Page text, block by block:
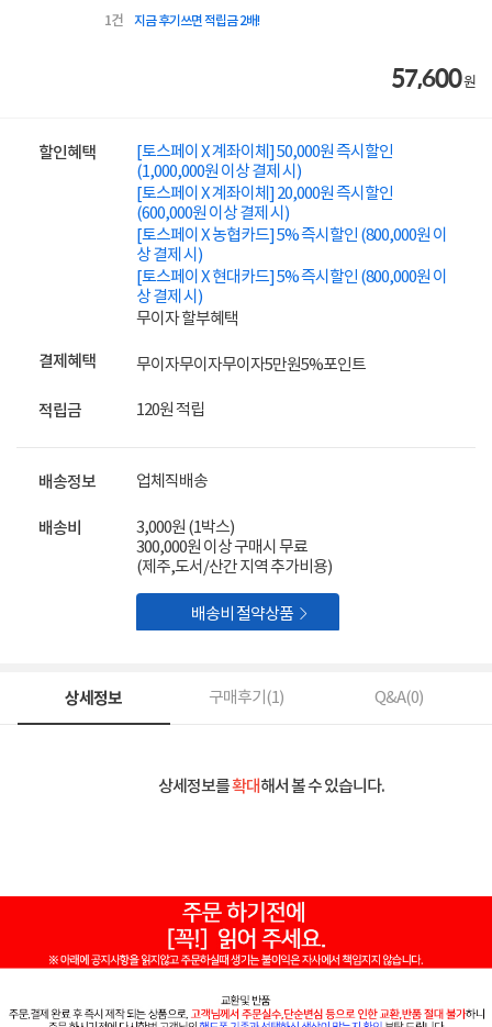
1건 지금 후기쓰면 적립금 2배!
57,600원
할인혜택
[토스페이 X 계좌이체] 50,000원 즉시할인
(1,000,000원 이상 결제 시)
[토스페이 X 계좌이체] 20,000원 즉시할인
(600,000원 이상 결제 시)
[토스페이 X 농협카드] 5% 즉시할인 (800,000원 이
상 결제 시)
[토스페이 X 현대카드] 5% 즉시할인 (800,000원 이
상 결제 시)
무이자 할부혜택
결제혜택 무이자무이자무이자5만원5%포인트
적립금 120원 적립
배송정보 업체직배송
배송비
3,000원 (1박스)
300,000원 이상 구매시 무료
(제주,도서/산간 지역 추가비용)
배송비 절약상품 
상세정보 구매후기(1) Q&A(0)
상세정보를확대해서 볼 수 있습니다.